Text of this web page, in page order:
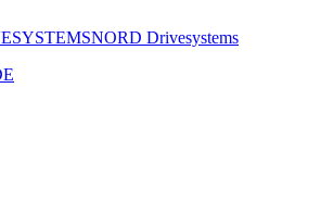
NORD Drivesystems